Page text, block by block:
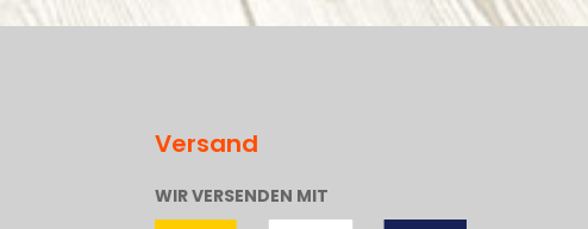
Versand
WIR VERSENDEN MIT